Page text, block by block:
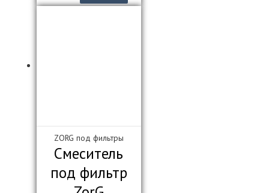
ZORG под фильтры
Смеситель
под фильтр